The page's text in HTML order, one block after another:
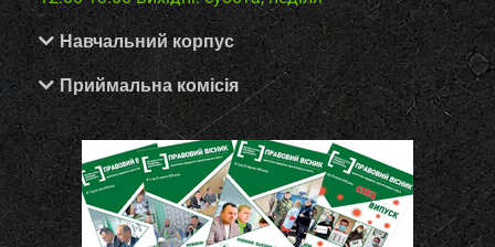
Навчальний корпус
Приймальна комісія